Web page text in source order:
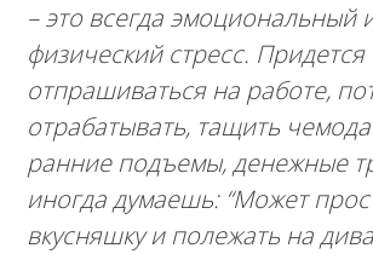
– это всегда эмоциональный
физический стресс. Придется
отпрашиваться на работе,
отрабатывать, тащить
ранние подъемы, денежные
иногда думаешь: “Может
вкусняшку и полежать на